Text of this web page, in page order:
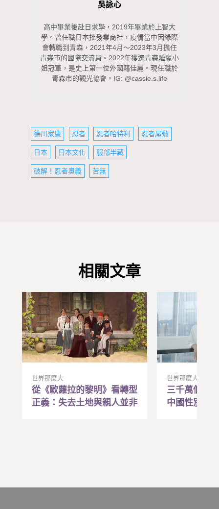
吳詠心
高中畢業後赴日求學，2019年畢業於上智大
學。曾任職日本批發業商社，疫情當中因緣際
會轉職到青森，2021年4月～2023年3月擔任
青森市的國際交流員。2022年獲選青森睡魔小
姐冠軍，是史上第一位外國籍佳麗。現任職於
青森市的觀光協會。IG: @cassie.s.life
德川家康 忍者 忍者哈特利 忍者屋敷
日本 日本文化 服部半藏
破解！忍者奧義 苦無
相關文章
世界那麼大
從《歐蘿拉的黎明》看轉型
正義：失去土地與親人並非
世界那麼大
三千萬個找
中國性別失